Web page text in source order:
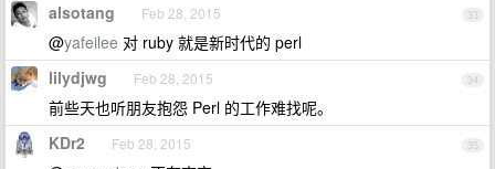
33
alsotang Feb 28, 2015
@yafeilee 对 ruby 就是新时代的 perl
34
lilydjwg Feb 28, 2015
前些天也听朋友抱怨 Perl 的工作难找呢。
35
KDr2 Feb 28, 2015